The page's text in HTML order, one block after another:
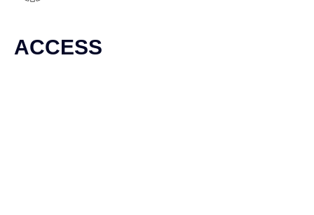
ACCESS